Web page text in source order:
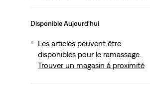
Disponible Aujourd’hui
Les articles peuvent être
disponibles pour le ramassage.
Trouver un magasin à proximité